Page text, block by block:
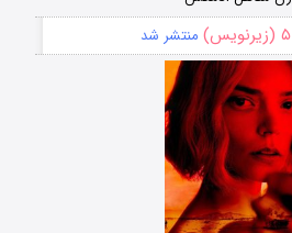
۵ (زیرنویس) منتشر شد